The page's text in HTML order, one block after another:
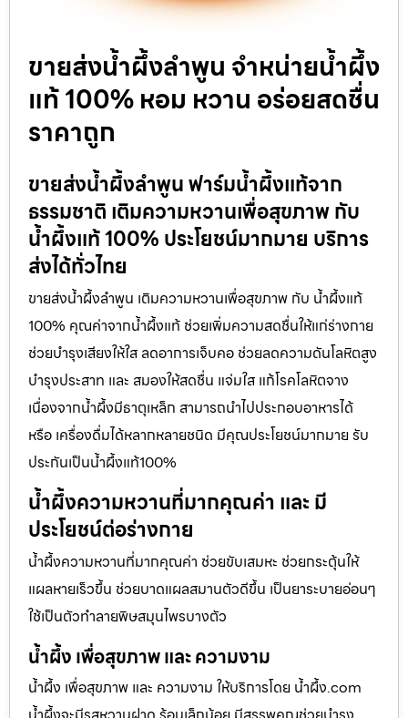
ขายส่งน้ำผึ้งลำพูน จำหน่ายน้ำผึ้ง
แท้ 100% หอม หวาน อร่อยสดชื่น
ราคาถูก
ขายส่งน้ำผึ้งลำพูน ฟาร์มน้ำผึ้งแท้จาก
ธรรมชาติ เติมความหวานเพื่อสุขภาพ กับ
น้ำผึ้งแท้ 100% ประโยชน์มากมาย บริการ
ส่งได้ทั่วไทย
ขายส่งน้ำผึ้งลำพูน เติมความหวานเพื่อสุขภาพ กับ น้ำผึ้งแท้
100% คุณค่าจากน้ำผึ้งแท้ ช่วยเพิ่มความสดชื่นให้แก่ร่างกาย
ช่วยบำรุงเสียงให้ใส ลดอาการเจ็บคอ ช่วยลดความดันโลหิตสูง
บำรุงประสาท และ สมองให้สดชื่น แจ่มใส แก้โรคโลหิตจาง
เนื่องจากน้ำผึ้งมีธาตุเหล็ก สามารถนำไปประกอบอาหารได้
หรือ เครื่องดื่มได้หลากหลายชนิด มีคุณประโยชน์มากมาย รับ
ประกันเป็นน้ำผึ้งแท้100%
น้ำผึ้งความหวานที่มากคุณค่า และ มี
ประโยชน์ต่อร่างกาย
น้ำผึ้งความหวานที่มากคุณค่า ช่วยขับเสมหะ ช่วยกระตุ้นให้
แผลหายเร็วขึ้น ช่วยบาดแผลสมานตัวดีขึ้น เป็นยาระบายอ่อนๆ
ใช้เป็นตัวทำลายพิษสมุนไพรบางตัว
น้ำผึ้ง เพื่อสุขภาพ และ ความงาม
น้ำผึ้ง เพื่อสุขภาพ และ ความงาม ให้บริการโดย น้ำผึ้ง.com